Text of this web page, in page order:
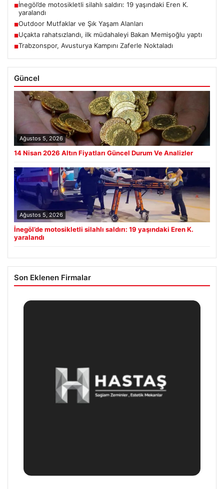
■İnegöl’de motosikletli silahlı saldırı: 19 yaşındaki Eren K.
yaralandı
■Outdoor Mutfaklar ve Şık Yaşam Alanları
■Uçakta rahatsızlandı, ilk müdahaleyi Bakan Memişoğlu yaptı
■Trabzonspor, Avusturya Kampını Zaferle Noktaladı
Güncel
Ağustos 5, 2026
14 Nisan 2026 Altın Fiyatları Güncel Durum Ve Analizler
Ağustos 5, 2026
İnegöl’de motosikletli silahlı saldırı: 19 yaşındaki Eren K.
yaralandı
Son Eklenen Firmalar